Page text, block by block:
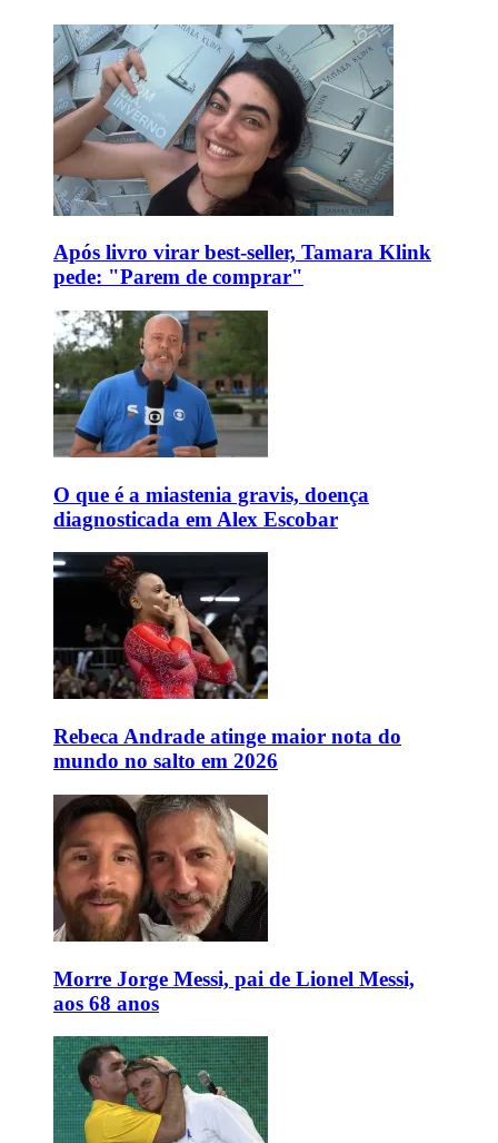
Após livro virar best-seller, Tamara Klink
pede: "Parem de comprar"
O que é a miastenia gravis, doença
diagnosticada em Alex Escobar
Rebeca Andrade atinge maior nota do
mundo no salto em 2026
Morre Jorge Messi, pai de Lionel Messi,
aos 68 anos